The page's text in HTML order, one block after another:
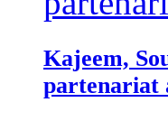
Kajeem,
partenariat